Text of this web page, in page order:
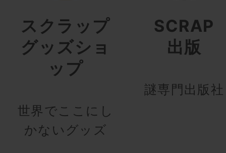
スクラップ
グッズショ
ップ
世界でここにし
かないグッズ
SCRAP
出版
謎専門出版社